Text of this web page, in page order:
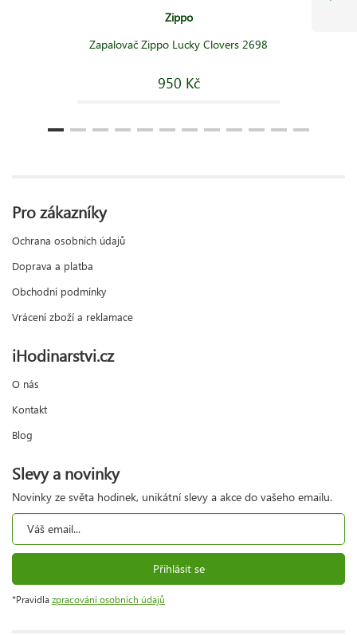
Zippo
Zapalovač Zippo Lucky Clovers 2698
950 Kč
Pro zákazníky
Ochrana osobních údajů
Doprava a platba
Obchodní podmínky
Vrácení zboží a reklamace
iHodinarstvi.cz
O nás
Kontakt
Blog
Slevy a novinky
Novinky ze světa hodinek, unikátní slevy a akce do vašeho emailu.
Přihlásit se
*Pravidla zpracování osobních údajů